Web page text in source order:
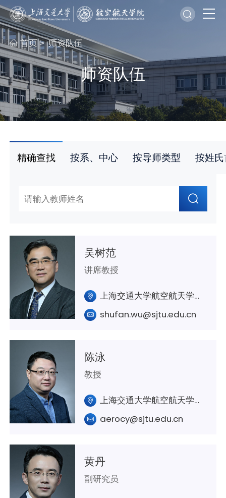
首页 > 师资队伍
师资队伍
精确查找 按系、中心 按导师类型 按姓
吴树范
讲席教授
上海交通大学航空航天学院A416
shufan.wu@sjtu.edu.cn
陈泳
教授
上海交通大学航空航天学院A336室
aerocy@sjtu.edu.cn
黄丹
副研究员